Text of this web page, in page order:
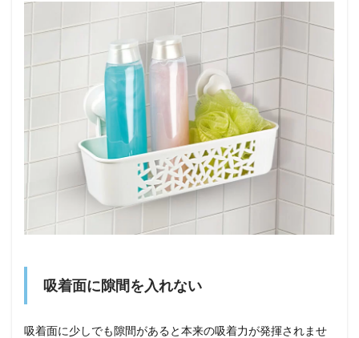
吸着面に隙間を入れない
吸着面に少しでも隙間があると本来の吸着力が発揮されませ